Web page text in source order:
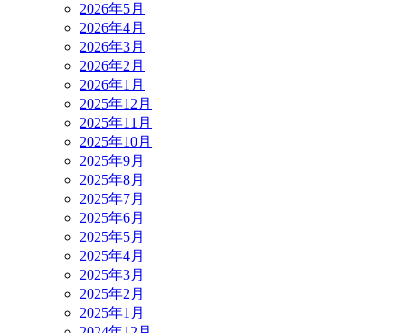
2026年5月
2026年4月
2026年3月
2026年2月
2026年1月
2025年12月
2025年11月
2025年10月
2025年9月
2025年8月
2025年7月
2025年6月
2025年5月
2025年4月
2025年3月
2025年2月
2025年1月